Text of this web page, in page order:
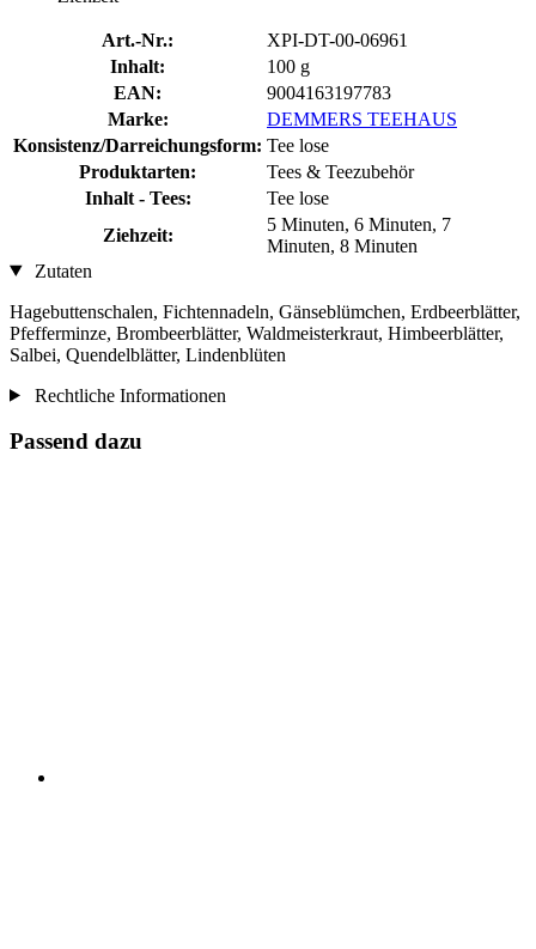
Art.-Nr.:
XPI-DT-00-06961
Inhalt:
100 g
EAN:
9004163197783
Marke:
DEMMERS TEEHAUS
Konsistenz/Darreichungsform: Tee lose
Produktarten:
Tees & Teezubehör
Inhalt - Tees:
Tee lose
Ziehzeit:
5 Minuten, 6 Minuten, 7
Minuten, 8 Minuten
Zutaten
Hagebuttenschalen, Fichtennadeln, Gänseblümchen, Erdbeerblätter,
Pfefferminze, Brombeerblätter, Waldmeisterkraut, Himbeerblätter,
Salbei, Quendelblätter, Lindenblüten
Rechtliche Informationen
Passend dazu